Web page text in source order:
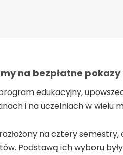
na bezpłatne
edukacyjny,
i na uczelniach w wielu
na cztery
Podstawą ich wyboru